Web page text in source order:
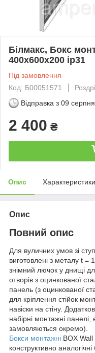
Білмакс, Бокс
400х600х200 ip31
Під замовлення
Код: Б00051571
Відправка з 09
2 400 ₴
Опис Характеристики
Опис
Повний опис
Для вуличних умов зі
виготовлені з металу t =
знімний лючок у днищі
отворів з оцинкованої
панель (з оцинкованої
для кріплення стійок
навіски на стіну.
набірні монтажні
замовляються окремо).
Бокси монтажні BOX Wall
конструктивно